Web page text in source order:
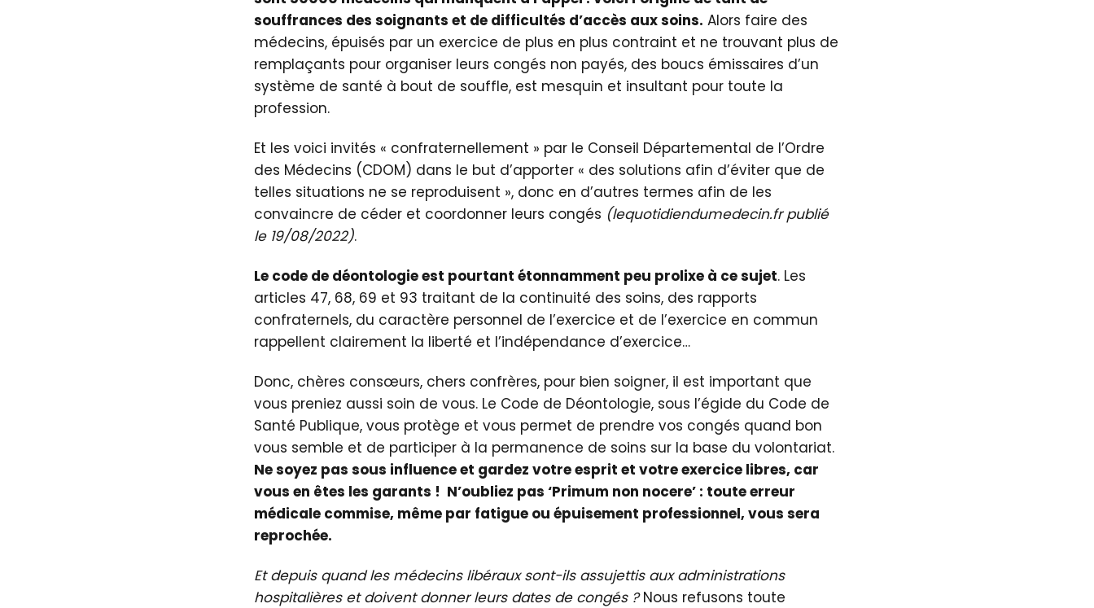
souffrances des soignants et de difficultés d’accès aux soins. Alors faire des
médecins, épuisés par un exercice de plus en plus contraint et ne trouvant plus de
remplaçants pour organiser leurs congés non payés, des boucs émissaires d’un
système de santé à bout de souffle, est mesquin et insultant pour toute la
profession.
Et les voici invités « confraternellement » par le Conseil Départemental de l’Ordre
des Médecins (CDOM) dans le but d’apporter « des solutions afin d’éviter que de
telles situations ne se reproduisent », donc en d’autres termes afin de les
convaincre de céder et coordonner leurs congés (lequotidiendumedecin.fr publié
le 19/08/2022).
Le code de déontologie est pourtant étonnamment peu prolixe à ce sujet. Les
articles 47, 68, 69 et 93 traitant de la continuité des soins, des rapports
confraternels, du caractère personnel de l’exercice et de l’exercice en commun
rappellent clairement la liberté et l’indépendance d’exercice…
Donc, chères consœurs, chers confrères, pour bien soigner, il est important que
vous preniez aussi soin de vous. Le Code de Déontologie, sous l’égide du Code de
Santé Publique, vous protège et vous permet de prendre vos congés quand bon
vous semble et de participer à la permanence de soins sur la base du volontariat.
Ne soyez pas sous influence et gardez votre esprit et votre exercice libres, car
vous en êtes les garants ! N’oubliez pas ‘Primum non nocere’ : toute erreur
médicale commise, même par fatigue ou épuisement professionnel, vous sera
reprochée.
Et depuis quand les médecins libéraux sont-ils assujettis aux administrations
hospitalières et doivent donner leurs dates de congés ?Nous refusons toute